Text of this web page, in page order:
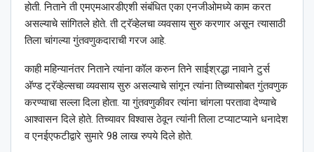
होती. निताने ती एमएमआरडीएशी संबंधित एका एनजीओमध्ये काम करत
असल्याचे सांगितले होते. ती ट्रॅव्हेलचा व्यवसाय सुरु करणार असून त्यासाठी
तिला चांगल्या गुंतवणुकदाराची गरज आहे.
काही महिन्यानंतर निताने त्यांना कॉल करुन तिने साईश्रद्धा नावाने टुर्स
अ‍ॅण्ड ट्रॅव्हेल्सचा व्यवसाय सुरु असल्याचे सांगून त्यांना तिच्यासोबत गुंतवणुक
करण्याचा सल्ला दिला होता. या गुंतवणुकीवर त्यांना चांगला परतावा देण्याचे
आश्वासन दिले होते. तिच्यावर विश्वास ठेवून त्यांनी तिला टप्याटप्याने धनादेश
व एनईएफटीद्वारे सुमारे 98 लाख रुपये दिले होते.